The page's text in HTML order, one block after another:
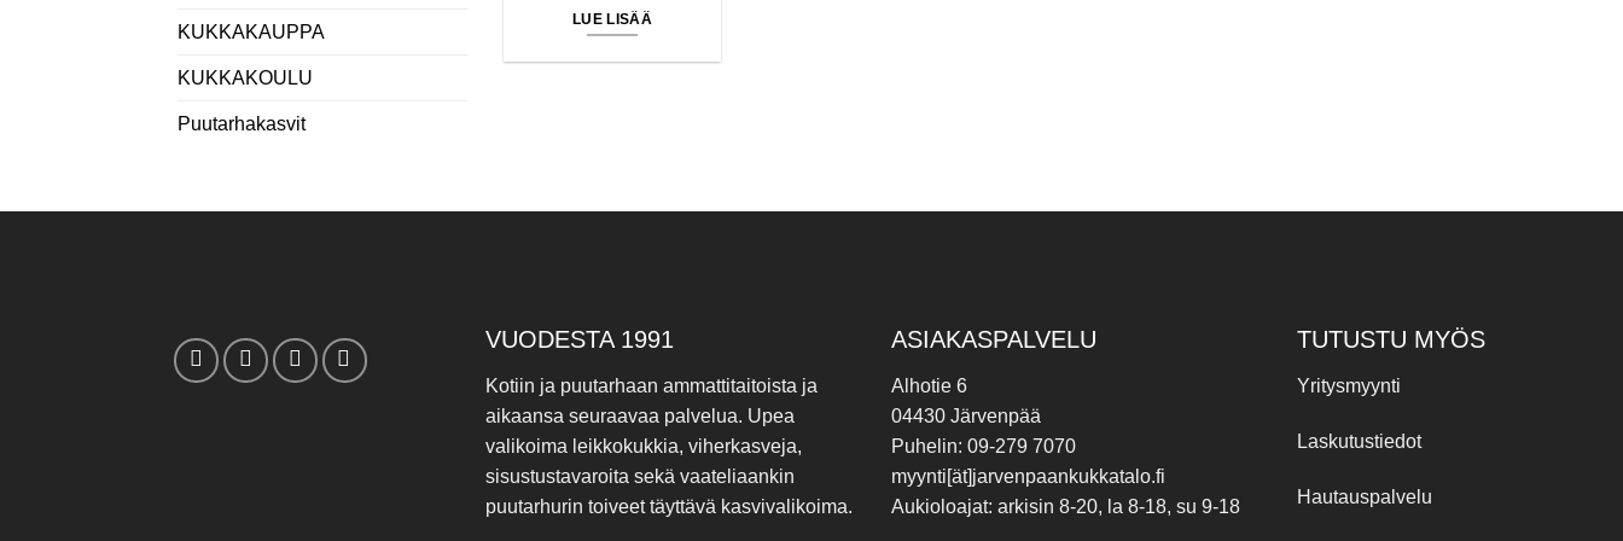
KUKKAKAUPPA
KUKKAKOULU
Puutarhakasvit
LUE LISÄÄ
VUODESTA 1991
Kotiin ja puutarhaan ammattitaitoista ja
aikaansa seuraavaa palvelua. Upea
valikoima leikkokukkia, viherkasveja,
sisustustavaroita sekä vaateliaankin
puutarhurin toiveet täyttävä kasvivalikoima.
ASIAKASPALVELU
Alhotie 6
04430 Järvenpää
Puhelin: 09-279 7070
myynti[ät]jarvenpaankukkatalo.fi
Aukioloajat: arkisin 8-20, la 8-18, su 9-18
TUTUSTU MYÖS
Yritysmyynti
Laskutustiedot
Hautauspalvelu